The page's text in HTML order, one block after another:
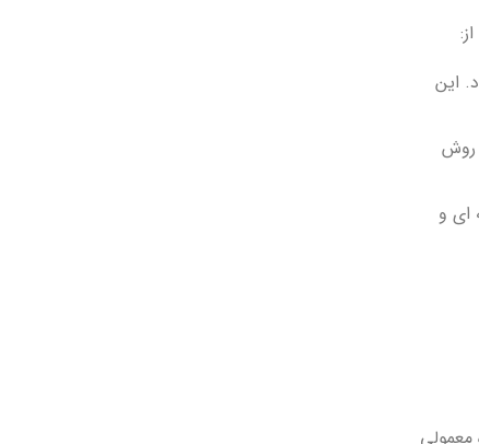
این
ساعت بماند. این روش
ای و
معمولی